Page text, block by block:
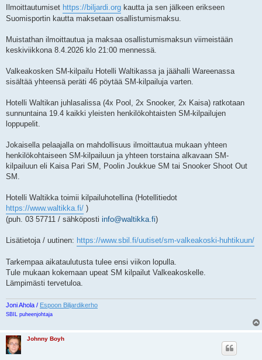
Ilmoittautumiset https://biljardi.org kautta ja sen jälkeen erikseen
Suomisportin kautta maksetaan osallistumismaksu.
Muistathan ilmoittautua ja maksaa osallistumismaksun viimeistään
keskiviikkona 8.4.2026 klo 21:00 mennessä.
Valkeakosken SM-kilpailu Hotelli Waltikassa ja jäähalli Wareenassa
sisältää yhteensä peräti 46 pöytää SM-kilpailuja varten.
Hotelli Waltikan juhlasalissa (4x Pool, 2x Snooker, 2x Kaisa) ratkotaan
sunnuntaina 19.4 kaikki yleisten henkilökohtaisten SM-kilpailujen
loppupelit.
Jokaisella pelaajalla on mahdollisuus ilmoittautua mukaan yhteen
henkilökohtaiseen SM-kilpailuun ja yhteen torstaina alkavaan SM-
kilpailuun eli Kaisa Pari SM, Poolin Joukkue SM tai Snooker Shoot Out
SM.
Hotelli Waltikka toimii kilpailuhotellina (Hotellitiedot
https://www.waltikka.fi/ )
(puh. 03 57711 / sähköposti info@waltikka.fi)
Lisätietoja / uutinen: https://www.sbil.fi/uutiset/sm-valkeakoski-huhtikuun/
Tarkempaa aikataulutusta tulee ensi viikon lopulla.
Tule mukaan kokemaan upeat SM kilpailut Valkeakoskelle.
Lämpimästi tervetuloa.
Joni Ahola / Espoon Biljardikerho
SBIL puheenjohtaja
Johnny Boyh